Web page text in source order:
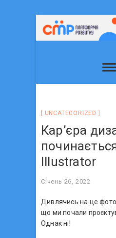
UNCATEGORIZED
Кар’єра
Illustrator
Січень 26, 2022
Дивлячись на це
що ми почали
Однак ні!